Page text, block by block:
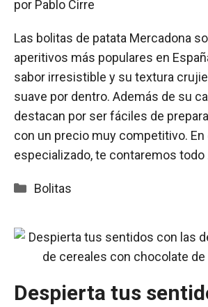
por Pablo Cirre
Las bolitas de patata Mercadona
aperitivos más populares en
sabor irresistible y su textura
suave por dentro. Además de su
destacan por ser fáciles de
con un precio muy competitivo.
especializado, te contaremos todo
Categorías
Bolitas
Despierta tus